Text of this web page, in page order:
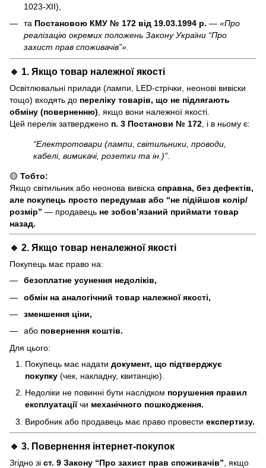
1023-XII),
та Постановою КМУ № 172 від 19.03.1994 р. — «Про
реалізацію окремих положень Закону України “Про
захист прав споживачів”».
🔹 1. Якщо товар належної якості
Освітлювальні прилади (лампи, LED-стрічки, неонові вивіски
тощо) входять до переліку товарів, що не підлягають
обміну (поверненню), якщо вони належної якості.
Цей перелік затверджено п. 3 Постанови № 172, і в ньому є:
“Електротовари (лампи, світильники, проводи,
кабелі, вимикачі, розетки та ін.)”.
🟡 Тобто:
Якщо світильник або неонова вивіска справна, без дефектів,
але покупець просто передумав або “не підійшов колір/
розмір” — продавець не зобов’язаний приймати товар
назад.
🔹 2. Якщо товар неналежної якості
Покупець має право на:
безоплатне усунення недоліків,
обмін на аналогічний товар належної якості,
зменшення ціни,
або повернення коштів.
Для цього:
Покупець має надати документ, що підтверджує
покупку (чек, накладну, квитанцію).
Недоліки не повинні бути наслідком порушення правил
експлуатаціїчи механічного пошкодження.
Виробник або продавець має право провести експертизу.
🔹 3. Повернення інтернет-покупок
Згідно зі ст. 9 Закону “Про захист прав споживачів” , якщо